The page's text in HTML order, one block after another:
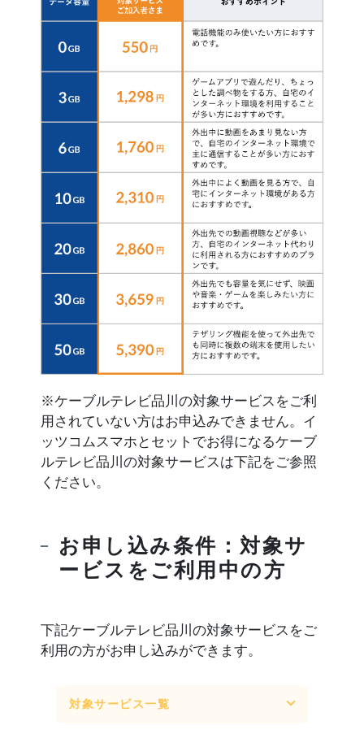
※ケーブルテレビ品川の対象サービスをご利
用されていない方はお申込みできません。イ
ッツコムスマホとセットでお得になるケーブ
ルテレビ品川の対象サービスは下記をご参照
ください。
お申し込み条件：対象サ
ービスをご利用中の方
下記ケーブルテレビ品川の対象サービスをご
利用の方がお申し込みができます。
対象サービス一覧